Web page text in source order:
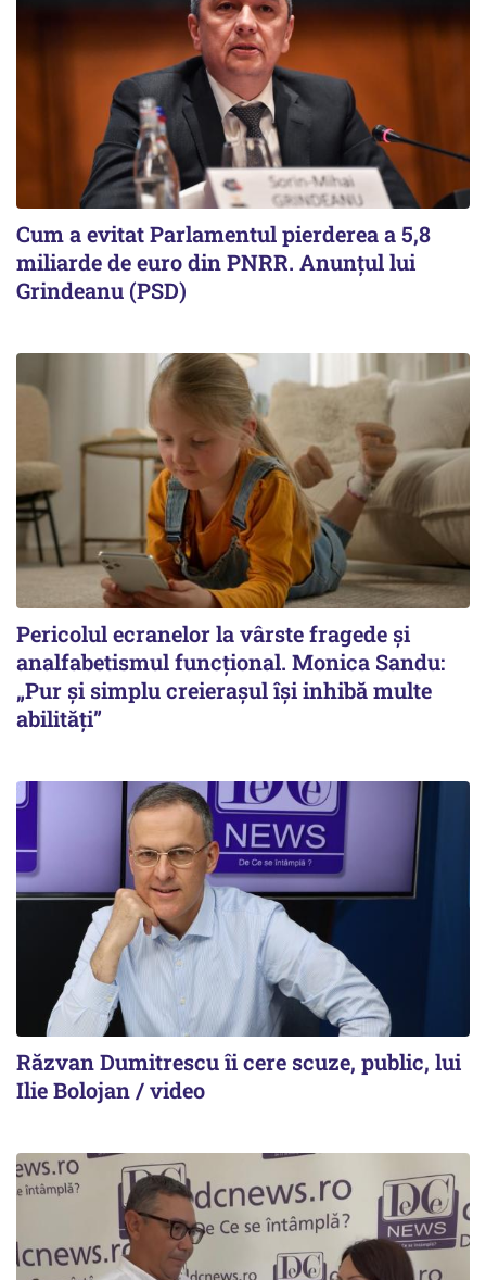
Cum a evitat Parlamentul pierderea a 5,8
miliarde de euro din PNRR. Anunțul lui
Grindeanu (PSD)
Pericolul ecranelor la vârste fragede și
analfabetismul funcțional. Monica Sandu:
„Pur și simplu creierașul își inhibă multe
abilități”
Răzvan Dumitrescu îi cere scuze, public, lui
Ilie Bolojan / video